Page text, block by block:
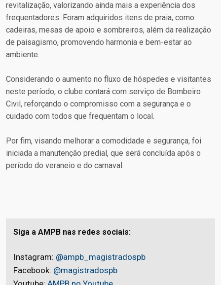
revitalização, valorizando ainda mais a experiência dos
frequentadores. Foram adquiridos itens de praia, como
cadeiras, mesas de apoio e sombreiros, além da realização
de paisagismo, promovendo harmonia e bem-estar ao
ambiente.
Considerando o aumento no fluxo de hóspedes e visitantes
neste período, o clube contará com serviço de Bombeiro
Civil, reforçando o compromisso com a segurança e o
cuidado com todos que frequentam o local.
Por fim, visando melhorar a comodidade e segurança, foi
iniciada a manutenção predial, que será concluída após o
período do veraneio e do carnaval.
Siga a AMPB nas redes sociais:
Instagram: @ampb_magistradospb
Facebook: @magistradospb